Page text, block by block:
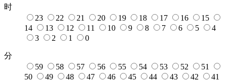
时
23
22 21 20 19 18 17 16
15
14
13 12 11 10 9 8 7 6 5
4
3
2 1 0
分
59
58 57 56 55 54 53 52
51
50
49 48 47 46 45 44 43 42
41